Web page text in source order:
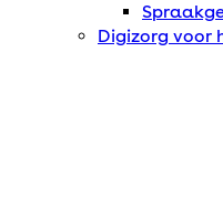
Digizorg voor